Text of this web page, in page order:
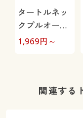
タートルネッ
クプルオーバ
ー(ウール混・
1,969円～
関連する